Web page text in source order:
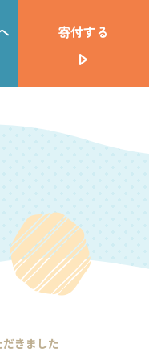
寄付する
きました